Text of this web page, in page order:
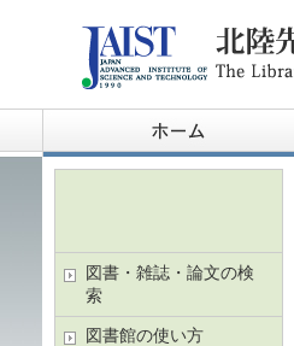
図書・雑誌・論文の検
索
図書館の使い方